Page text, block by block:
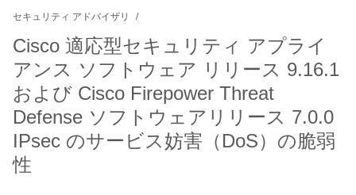
セキュリティ アドバイザリ
Cisco 適応型セキュリティ アプライ
アンス ソフトウェア リリース 9.16.1
および Cisco Firepower Threat
Defense ソフトウェアリリース 7.0.0
IPsec のサービス妨害（DoS）の脆弱
性